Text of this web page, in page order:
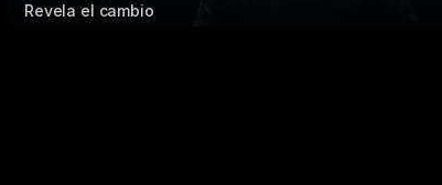
Revela el cambio